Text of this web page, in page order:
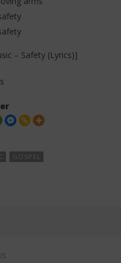
– Safety (Lyrics)]
GOSPEL